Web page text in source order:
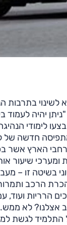
לשינוי בתרבות
יהיה לעמוד
על-פי התוכנית
מתפיסה חדשה של
יוקמו עד למועד יציאת הרפורמה לדרך
את התלמידים. התוכנית תתבסס על "כרטיס
בשיטה זו –
בדרכים
אצלנו? לא
התלמיד לגשת